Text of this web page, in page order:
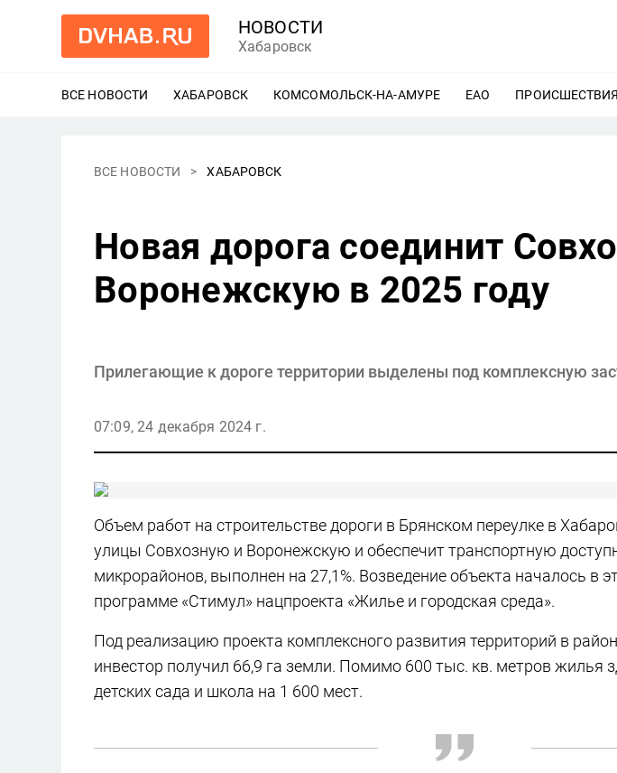
НОВОСТИ
Хабаровск
ВСЕ НОВОСТИ ХАБАРОВСК ЕЩЕ
КОМСОМОЛЬСК-НА-АМУРЕ ЕЩЕ
ЕАО ЕЩЕ
ПРОИСШЕСТВИЯ
ВСЕ НОВОСТИ ХАБАРОВСК
Новая дорога соединит
Воронежскую в 2025 году
Прилегающие к дороге территории выделены под комплексную
07:09, 24 декабря 2024 г.
Объем работ на строительстве дороги в Брянском переулке в
улицы Совхозную и Воронежскую и обеспечит транспортную
микрорайонов, выполнен на 27,1%. Возведение объекта началось в
программе «Стимул» нацпроекта «Жилье и городская среда».
Под реализацию проекта комплексного развития территорий в
инвестор получил 66,9 га земли. Помимо 600 тыс. кв. метров жилья
детских сада и школа на 1 600 мест.